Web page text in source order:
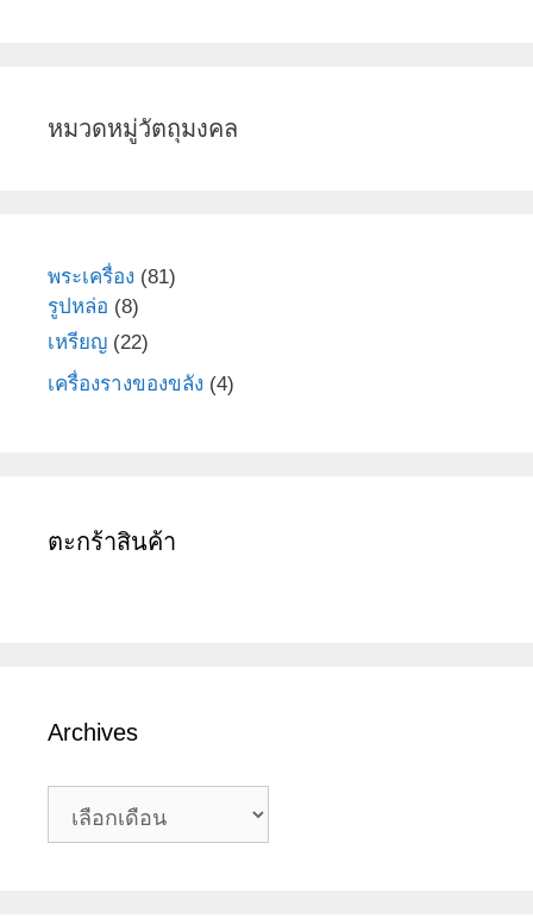
หมวดหมู่วัตถุมงคล
พระเครื่อง 8181
รูปหล่อ 88
สินค้า
เหรียญ 2222
สินค้า
เครื่องรางของขลัง 44
ตะกร้าสินค้า
Archives